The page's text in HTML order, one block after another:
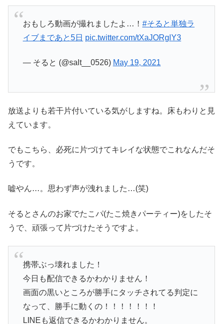
おもしろ動画が撮れましたよ…！ #そると単独ラ
イブまであと5日 pic.twitter.com/tXaJORglY3
— そると (@salt__0526) May 19, 2021
放送よりも若干片付いている気がしますね。床もわりと見
えています。
でもこちら、必死に片づけてキレイな状態でこれなんだそ
うです。
嘘やん…。思わず声が洩れました…(笑)
そるとさんのお家でたこパ(たこ焼きパーティー)をしたそ
うで、頑張って片づけたそうですよ。
携帯ぶっ壊れました！
今日も配信できるかわかりません！
画面の黒いところが勝手にタッチされてる判定に
なって、勝手に動くの！！！！！！！
LINEも返信できるかわかりません。